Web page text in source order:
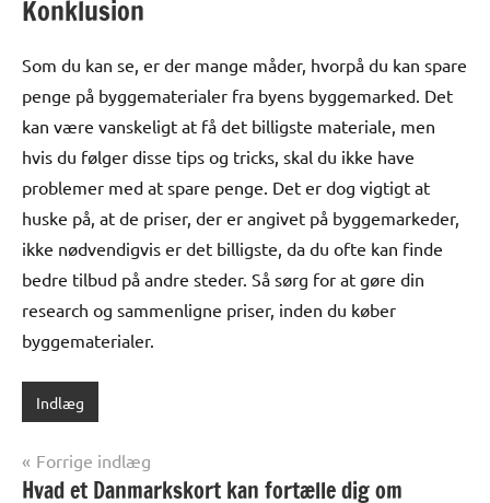
Konklusion
Som du kan se, er der mange måder, hvorpå du kan spare
penge på byggematerialer fra byens byggemarked. Det
kan være vanskeligt at få det billigste materiale, men
hvis du følger disse tips og tricks, skal du ikke have
problemer med at spare penge. Det er dog vigtigt at
huske på, at de priser, der er angivet på byggemarkeder,
ikke nødvendigvis er det billigste, da du ofte kan finde
bedre tilbud på andre steder. Så sørg for at gøre din
research og sammenligne priser, inden du køber
byggematerialer.
Indlæg
Indlægsnavigation
Forrige indlæg
Hvad et Danmarkskort kan fortælle dig om